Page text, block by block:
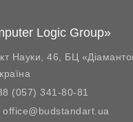
Logic Group»
Науки, 46, БЦ
(057) 341-80-81
office@budstandart.ua